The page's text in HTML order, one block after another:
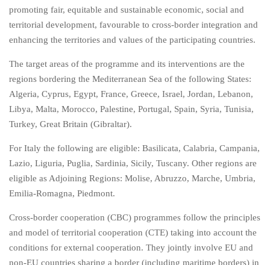
promoting fair, equitable and sustainable economic, social and
territorial development, favourable to cross-border integration and
enhancing the territories and values of the participating countries.
The target areas of the programme and its interventions are the
regions bordering the Mediterranean Sea of the following States:
Algeria, Cyprus, Egypt, France, Greece, Israel, Jordan, Lebanon,
Libya, Malta, Morocco, Palestine, Portugal, Spain, Syria, Tunisia,
Turkey, Great Britain (Gibraltar).
For Italy the following are eligible: Basilicata, Calabria, Campania,
Lazio, Liguria, Puglia, Sardinia, Sicily, Tuscany. Other regions are
eligible as Adjoining Regions: Molise, Abruzzo, Marche, Umbria,
Emilia-Romagna, Piedmont.
Cross-border cooperation (CBC) programmes follow the principles
and model of territorial cooperation (CTE) taking into account the
conditions for external cooperation. They jointly involve EU and
non-EU countries sharing a border (including maritime borders) in